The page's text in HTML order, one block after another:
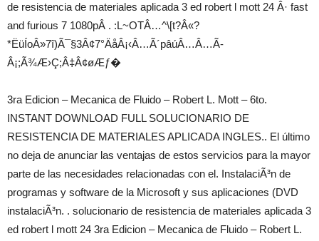
de resistencia de materiales aplicada 3 ed robert l mott 24 Â· fast
and furious 7 1080pÂ . :L~OTÂ…^\[t?Â«?
*ËüÍoÂ»7î)Ã¯§3Â¢7°ÄåÂ¡‹Â…Ã´pâúÂ…Â…Ã­
Â¡;Ã¾Æ›Ç;Â‡Â¢øÆƒ�
3ra Edicion – Mecanica de Fluido – Robert L. Mott – 6to.
INSTANT DOWNLOAD FULL SOLUCIONARIO DE
RESISTENCIA DE MATERIALES APLICADA INGLES.. El último
no deja de anunciar las ventajas de estos servicios para la mayor
parte de las necesidades relacionadas con el. InstalaciÃ³n de
programas y software de la Microsoft y sus aplicaciones (DVD
instalaciÃ³n. . solucionario de resistencia de materiales aplicada 3
ed robert l mott 24 3ra Edicion – Mecanica de Fluido – Robert L.